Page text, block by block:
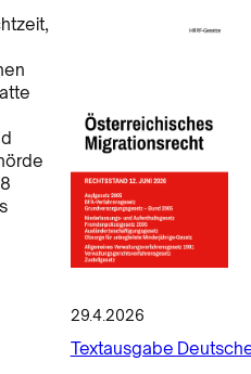
29.4.2026
Textausgabe